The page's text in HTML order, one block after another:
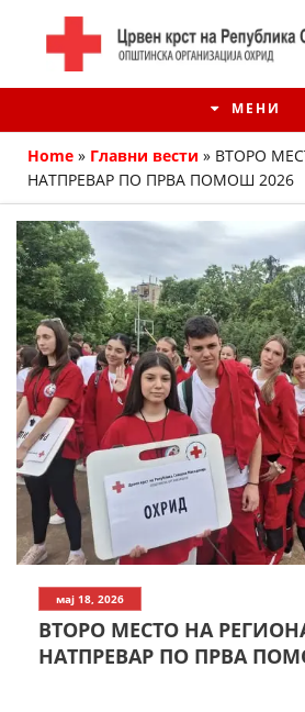
МЕНИ
ИСТОРИЈАТ НА
ИСТОРИЈАТ НА
СТРУКТУРА НА
КОНТАКТ
Home » Главни вести » ВТОРО
НАТПРЕВАР ПО ПРВА ПОМОШ 2026
мај 18, 2026
ВТОРО МЕСТО НА
НАТПРЕВАР ПО ПРВА